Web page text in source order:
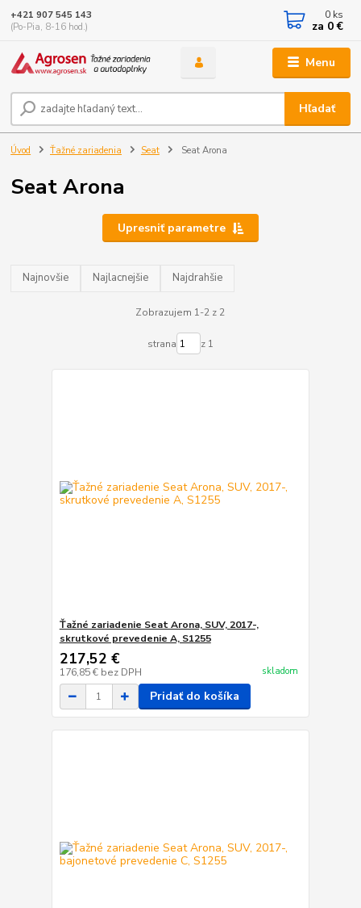
Menu
Hľadať
+421 907 545 143
(Po-Pia, 8-16 hod.)
0 ks
za 0 €
Úvod Ťažné zariadenia Seat Seat Arona
Seat Arona
Upresniť parametre
Najnovšie Najlacnejšie Najdrahšie
Zobrazujem 1-2 z 2
strana z 1
Ťažné zariadenie Seat Arona, SUV, 2017-,
skrutkové prevedenie A, S1255
217,52 €
176,85 € bez DPH skladom
Pridať do košíka